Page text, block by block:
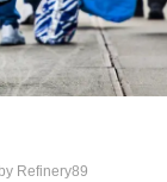
Refinery89